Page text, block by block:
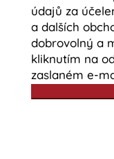
údajů za
a dalších
dobrovolný a
kliknutím na
zaslaném e-